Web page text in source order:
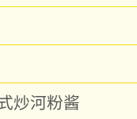
炒河粉酱